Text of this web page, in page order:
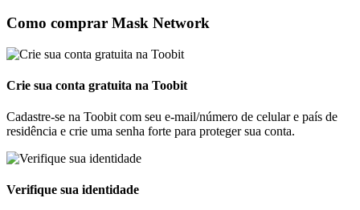
Como comprar Mask Network
Crie sua conta gratuita na Toobit
Cadastre-se na Toobit com seu e-mail/número de celular e país de
residência e crie uma senha forte para proteger sua conta.
Verifique sua identidade